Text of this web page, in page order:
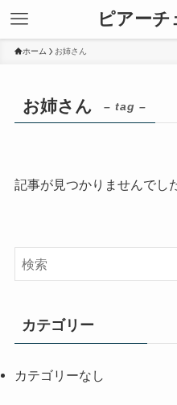
ピアーチ
ホーム お姉さん
お姉さん – tag –
記事が見つかりませんでし
カテゴリー
カテゴリーなし